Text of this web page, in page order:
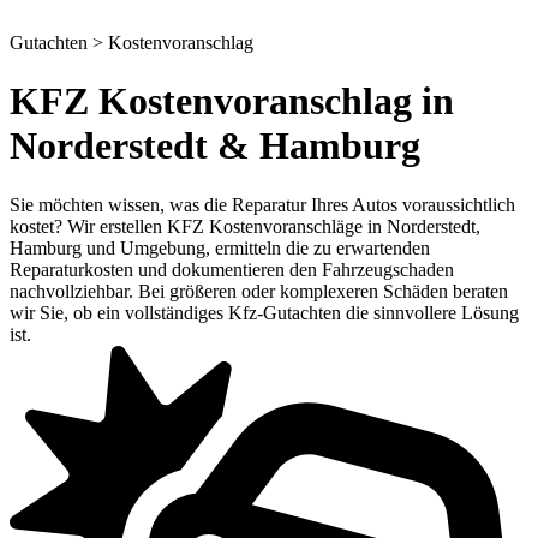
Gutachten > Kostenvoranschlag
KFZ Kostenvoranschlag in
Norderstedt & Hamburg
Sie möchten wissen, was die Reparatur Ihres Autos voraussichtlich
kostet? Wir erstellen KFZ Kostenvoranschläge in Norderstedt,
Hamburg und Umgebung, ermitteln die zu erwartenden
Reparaturkosten und dokumentieren den Fahrzeugschaden
nachvollziehbar. Bei größeren oder komplexeren Schäden beraten
wir Sie, ob ein vollständiges Kfz-Gutachten die sinnvollere Lösung
ist.